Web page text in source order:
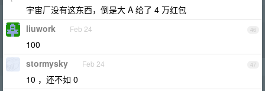
宇宙厂没有这东西，倒是大 A 给了 4 万红包
46
liuwork Feb 24
100
47
stormysky Feb 24
10 ，还不如 0